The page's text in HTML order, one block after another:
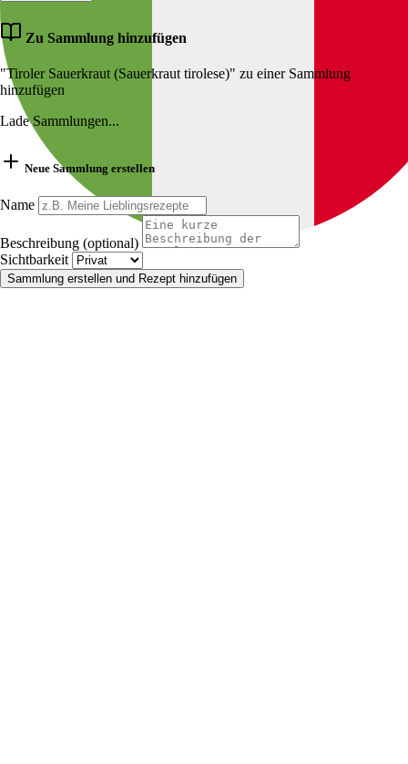
Zu Sammlung hinzufügen
"Tiroler Sauerkraut (Sauerkraut tirolese)" zu einer Sammlung
hinzufügen
Lade Sammlungen...
Neue Sammlung erstellen
Name
Beschreibung (optional)
Sichtbarkeit
Sammlung erstellen und Rezept hinzufügen